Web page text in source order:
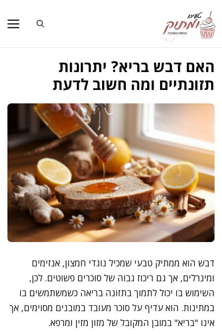
לתוכן
האם דבש בריא? יתרונות
תזונתיים ומה חשוב לדעת
דבש הוא ממתיק טבעי שמכיל נוגדי חמצון, אנזימים
ומינרלים, אך גם ריכוז גבוה של סוכרים פשוטים. לכן,
השימוש בו יכול לתמוך בתזונה בריאה כשמשתמשים בו
במתינות. הוא עדיף על סוכר מעובד במובנים מסוימים, אך
אינו "בריא" במובן המקובל של מזון מזין ומרפא.